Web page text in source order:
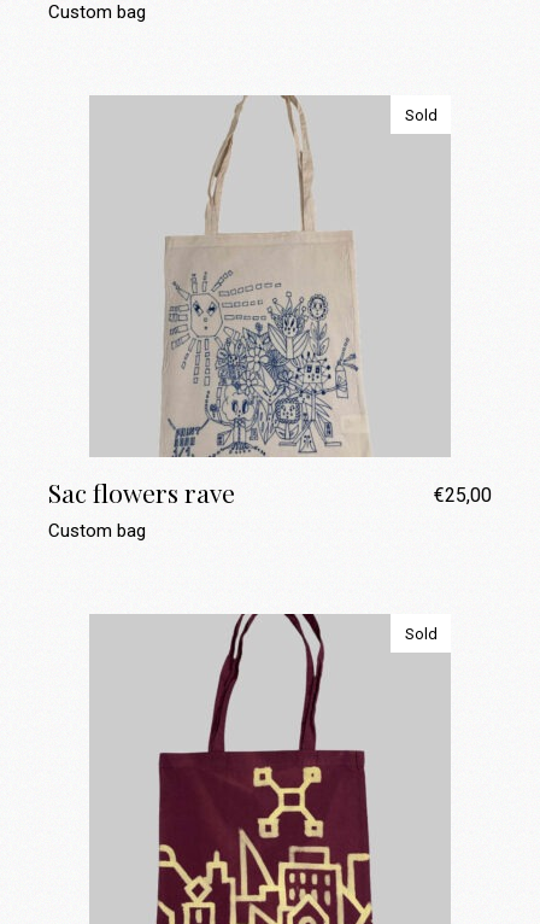
Custom bag
Sold
Sac flowers rave €25,00
Custom bag
Sold